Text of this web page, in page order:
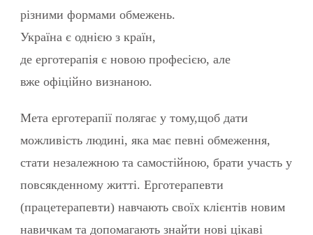
різними формами обмежень.
Україна є однією з країн,
де ерготерапія є новою професією, але
вже офіційно визнаною.
Мета ерготерапії полягає у тому,щоб дати
можливість людині, яка має певні обмеження,
стати незалежною та самостійною, брати участь у
повсякденному житті. Ерготерапевти
(працетерапевти) навчають своїх клієнтів новим
навичкам та допомагають знайти нові цікаві